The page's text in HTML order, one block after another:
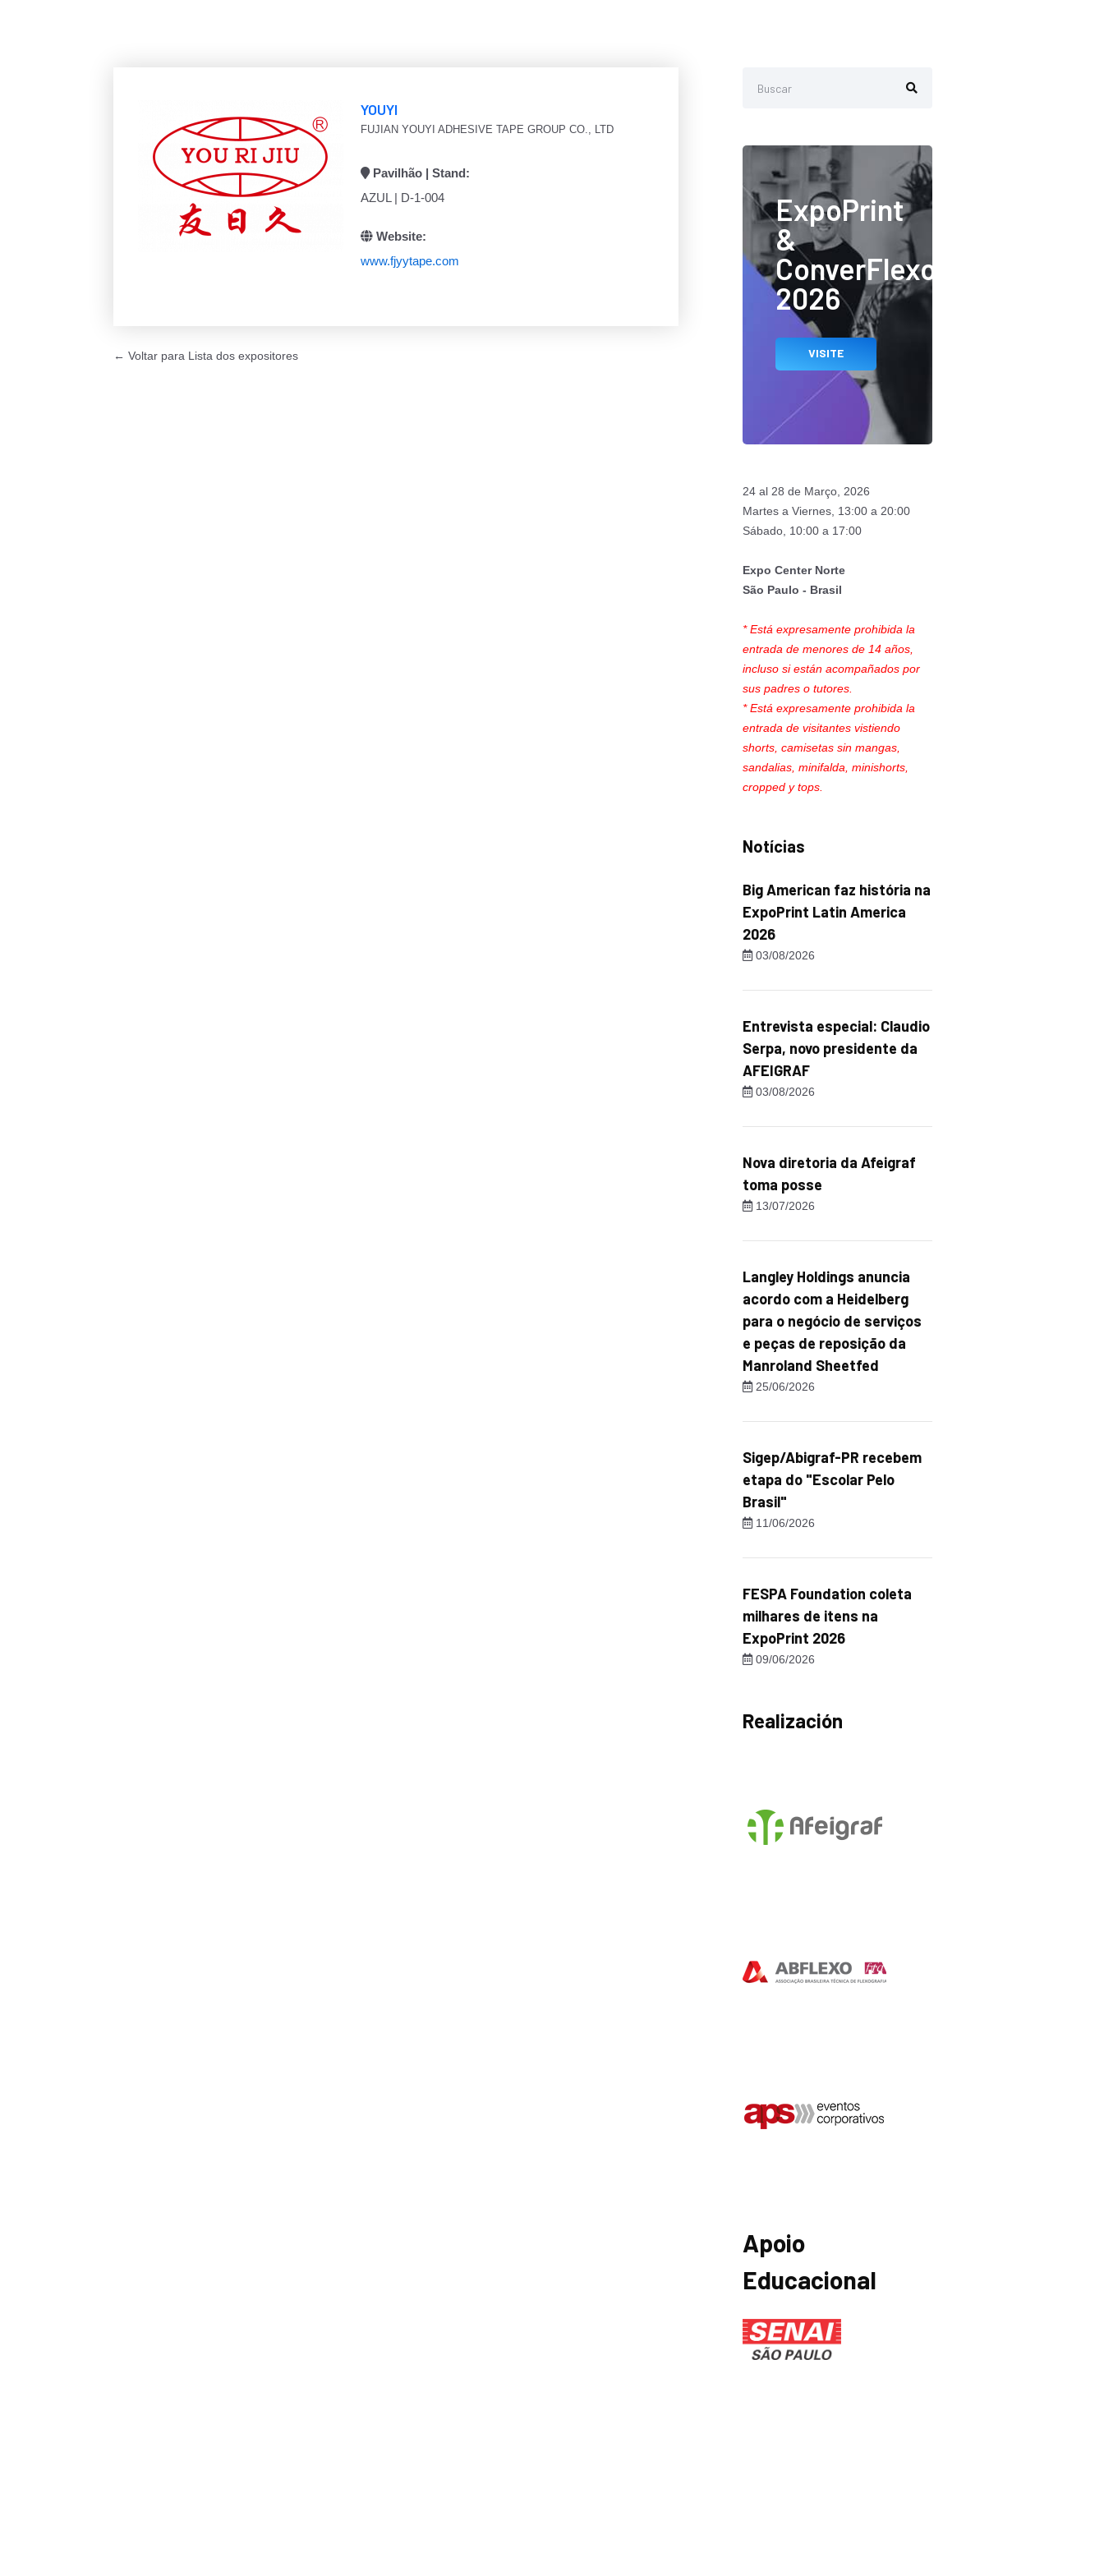
YOUYI
FUJIAN YOUYI ADHESIVE TAPE GROUP CO., LTD
Pavilhão | Stand:
AZUL | D-1-004
Website:
www.fjyytape.com
← Voltar para Lista dos expositores
ExpoPrint
&
ConverFlexo
2026
VISITE
24 al 28 de Março, 2026
Martes a Viernes, 13:00 a 20:00
Sábado, 10:00 a 17:00
Expo Center Norte
São Paulo - Brasil
* Está expresamente prohibida la
entrada de menores de 14 años,
incluso si están acompañados por
sus padres o tutores.
* Está expresamente prohibida la
entrada de visitantes vistiendo
shorts, camisetas sin mangas,
sandalias, minifalda, minishorts,
cropped y tops.
Notícias
Big American faz história na
ExpoPrint Latin America
2026
03/08/2026
Entrevista especial: Claudio
Serpa, novo presidente da
AFEIGRAF
03/08/2026
Nova diretoria da Afeigraf
toma posse
13/07/2026
Langley Holdings anuncia
acordo com a Heidelberg
para o negócio de serviços
e peças de reposição da
Manroland Sheetfed
25/06/2026
Sigep/Abigraf-PR recebem
etapa do "Escolar Pelo
Brasil"
11/06/2026
FESPA Foundation coleta
milhares de itens na
ExpoPrint 2026
09/06/2026
Realización
Apoio
Educacional